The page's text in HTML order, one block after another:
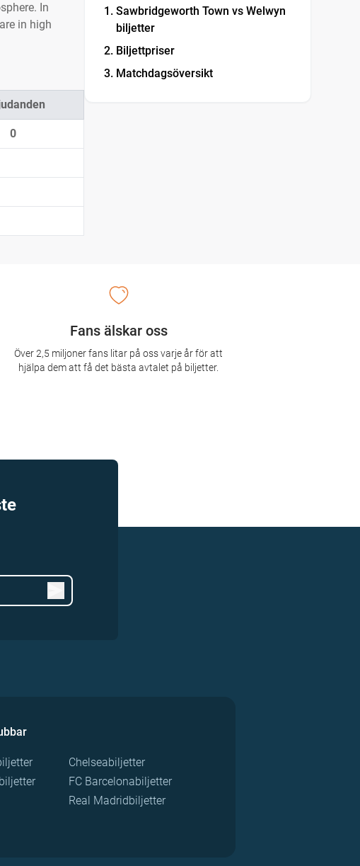
In
in high
0
Sawbridgeworth Town vs Welwyn
biljetter
Biljettpriser
Matchdagsöversikt
Fans älskar oss
Över 2,5 miljoner fans litar på oss varje år för att
hjälpa dem att få det bästa avtalet på biljetter.
Chelseabiljetter
FC Barcelonabiljetter
Real Madridbiljetter